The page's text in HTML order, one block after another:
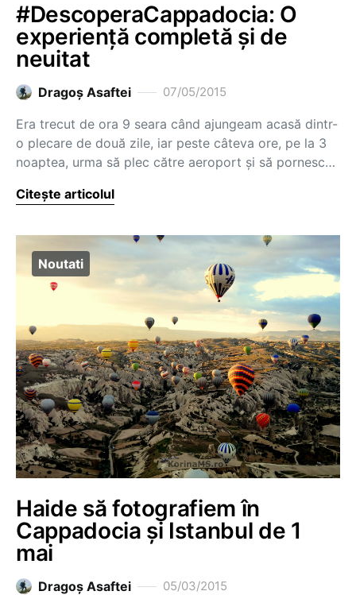
#DescoperaCappadocia: O
experiență completă și de
neuitat
Dragoş Asaftei 07/05/2015
Era trecut de ora 9 seara când ajungeam acasă dintr-
o plecare de două zile, iar peste câteva ore, pe la 3
noaptea, urma să plec către aeroport și să pornesc…
Citește articolul
Noutati
Haide să fotografiem în
Cappadocia și Istanbul de 1
mai
Dragoş Asaftei 05/03/2015